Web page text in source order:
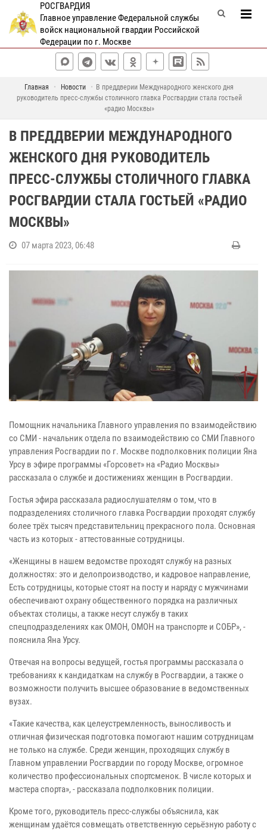
РОСГВАРДИЯ
Главное управление Федеральной службы
войск национальной гвардии Российской
Федерации по г. Москве
Главная Новости
В преддверии Международного женского дня
руководитель пресс-службы столичного главка Росгвардии стала гостьей
«радио Москвы»
В ПРЕДДВЕРИИ МЕЖДУНАРОДНОГО
ЖЕНСКОГО ДНЯ РУКОВОДИТЕЛЬ
ПРЕСС-СЛУЖБЫ СТОЛИЧНОГО ГЛАВКА
РОСГВАРДИИ СТАЛА ГОСТЬЕЙ «РАДИО
МОСКВЫ»
07 марта 2023, 06:48
Помощник начальника Главного управления по взаимодействию
со СМИ - начальник отдела по взаимодействию со СМИ Главного
управления Росгвардии по г. Москве подполковник полиции Яна
Урсу в эфире программы «Горсовет» на «Радио Москвы»
рассказала о службе и достижениях женщин в Росгвардии.
Гостья эфира рассказала радиослушателям о том, что в
подразделениях столичного главка Росгвардии проходят службу
более трёх тысяч представительниц прекрасного пола. Основная
часть из которых - аттестованные сотрудницы.
«Женщины в нашем ведомстве проходят службу на разных
должностях: это и делопроизводство, и кадровое направление,
Есть сотрудницы, которые стоят на посту и наряду с мужчинами
обеспечивают охрану общественного порядка на различных
объектах столицы, а также несут службу в таких
спецподразделениях как ОМОН, ОМОН на транспорте и СОБР», -
пояснила Яна Урсу.
Отвечая на вопросы ведущей, гостья программы рассказала о
требованиях к кандидаткам на службу в Росгвардии, а также о
возможности получить высшее образование в ведомственных
вузах.
«Такие качества, как целеустремленность, выносливость и
отличная физическая подготовка помогают нашим сотрудницам
не только на службе. Среди женщин, проходящих службу в
Главном управлении Росгвардии по городу Москве, огромное
количество профессиональных спортсменок. В числе которых и
мастера спорта», - рассказала подполковник полиции.
Кроме того, руководитель пресс-службы объяснила, как
женщинам удаётся совмещать ответственную серьёзную работу с